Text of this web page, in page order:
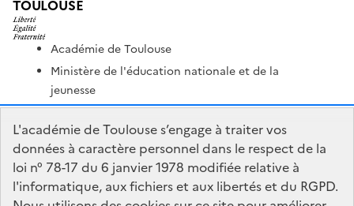
TOULOUSE
Académie de Toulouse
Ministère de l'éducation nationale et de la
jeunesse
Ministère de l'enseignement supérieur et de la
recherche
Portail Pédagogique Académique
Nous contacter
L'académie de Toulouse s’engage à traiter vos
données à caractère personnel dans le respect de la
loi n° 78-17 du 6 janvier 1978 modifiée relative à
l'informatique, aux fichiers et aux libertés et du RGPD.